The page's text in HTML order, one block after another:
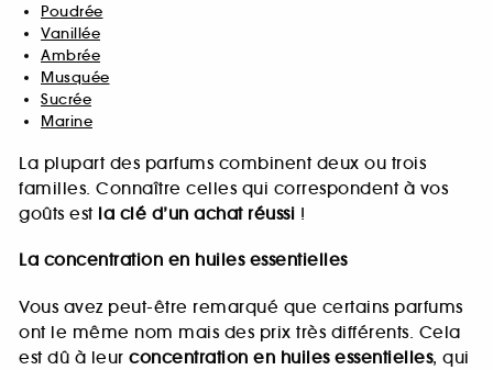
Poudrée
Vanillée
Ambrée
Musquée
Sucrée
Marine
La plupart des parfums combinent deux ou trois
familles. Connaître celles qui correspondent à vos
goûts est la clé d’un achat réussi !
La concentration en huiles essentielles
Vous avez peut-être remarqué que certains parfums
ont le même nom mais des prix très différents. Cela
est dû à leur concentration en huiles essentielles, qui